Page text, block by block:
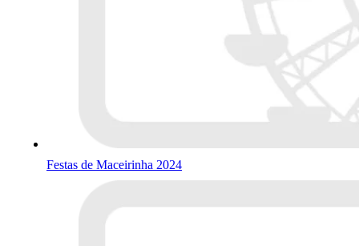
Festas de Maceirinha 2024